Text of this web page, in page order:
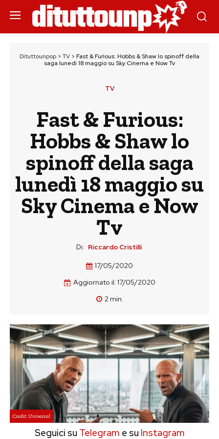
Dituttounpop > TV > Fast & Furious: Hobbs & Shaw lo spinoff della
saga lunedì 18 maggio su Sky Cinema e Now Tv
TV
Fast & Furious:
Hobbs & Shaw lo
spinoff della saga
lunedì 18 maggio su
Sky Cinema e Now
Tv
Di: Riccardo Cristilli
17/05/2020
Aggiornato il: 17/05/2020
2min.
Credit: Universal
Seguici su Telegram e su Instagram